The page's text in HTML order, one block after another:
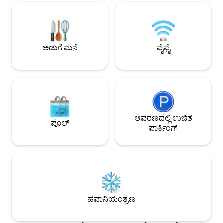
ಮರುಪಡೆಯಲು ಸೂಕ್ತವಾದ ಸ್ಥಳವಾಗಿದೆ.
ಹೊರಾಂಗಣ ಶವರ್‌ನಲ್ಲಿ ಸ್ನಾನ ಮಾಡಿ, ಸೀಡರ್ ಹಾಟ್
ಟಬ್‌ನಲ್ಲಿ ಮಿಂದೇಳಿ ಅಥವಾ ಬಿದಿರಿನಿಂದ ಆವೃತವಾದ
ಸ್ನಾನಗೃಹದಲ್ಲಿ ವಿಶ್ರಾಂತಿ ಪಡೆಯಿರಿ.
ವಿಶಿಷ್ಟ ವಾಸ್ತವ್ಯ.
ತುಂಬಿ ಹೋಗಿದೆ!
ಪಿನ್‌ಬಾಲ್,
ಬಾಸ್ಕೆಟ್‌ಬಾಲ್,
ಡಂಬಲ್‌ಗಳು ಮತ್ತು
ಅಡುಗೆ ಮನೆ ವೈಫೈ
ಪೂಲ್
ಆವರಣದಲ್ಲಿ ಉಚಿತ
ಪಾರ್ಕಿಂಗ್
ಹವಾನಿಯಂತ್ರಣ